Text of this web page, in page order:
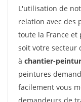
L'utilisation de
relation avec des
toute la France et
soit votre secteur
à chantier-
peintures
facilement vous